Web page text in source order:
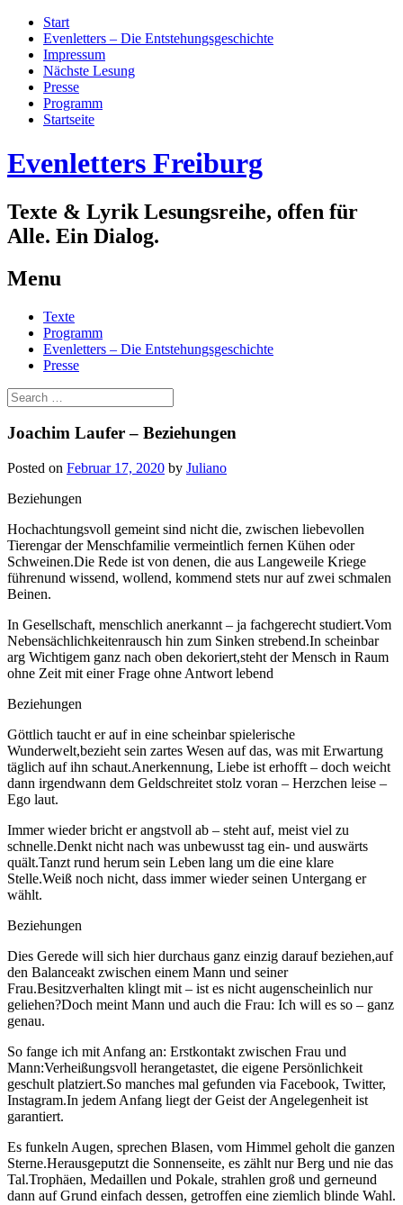
Start
Evenletters – Die Entstehungsgeschichte
Impressum
Nächste Lesung
Presse
Programm
Startseite
Evenletters Freiburg
Texte & Lyrik Lesungsreihe, offen für
Alle. Ein Dialog.
Menu
Skip
content
Texte
Programm
Evenletters – Die Entstehungsgeschichte
Presse
Search
for:
Joachim Laufer – Beziehungen
Posted on Februar 17, 2020 by Juliano
Beziehungen
Hochachtungsvoll gemeint sind nicht die, zwischen liebevollen
Tierengar der Menschfamilie vermeintlich fernen Kühen oder
Schweinen.Die Rede ist von denen, die aus Langeweile Kriege
führenund wissend, wollend, kommend stets nur auf zwei schmalen
Beinen.
In Gesellschaft, menschlich anerkannt – ja fachgerecht studiert.Vom
Nebensächlichkeitenrausch hin zum Sinken strebend.In scheinbar
arg Wichtigem ganz nach oben dekoriert,steht der Mensch in Raum
ohne Zeit mit einer Frage ohne Antwort lebend
Beziehungen
Göttlich taucht er auf in eine scheinbar spielerische
Wunderwelt,bezieht sein zartes Wesen auf das, was mit Erwartung
täglich auf ihn schaut.Anerkennung, Liebe ist erhofft – doch weicht
dann irgendwann dem Geldschreitet stolz voran – Herzchen leise –
Ego laut.
Immer wieder bricht er angstvoll ab – steht auf, meist viel zu
schnelle.Denkt nicht nach was unbewusst tag ein- und auswärts
quält.Tanzt rund herum sein Leben lang um die eine klare
Stelle.Weiß noch nicht, dass immer wieder seinen Untergang er
wählt.
Beziehungen
Dies Gerede will sich hier durchaus ganz einzig darauf beziehen,auf
den Balanceakt zwischen einem Mann und seiner
Frau.Besitzverhalten klingt mit – ist es nicht augenscheinlich nur
geliehen?Doch meint Mann und auch die Frau: Ich will es so – ganz
genau.
So fange ich mit Anfang an: Erstkontakt zwischen Frau und
Mann:Verheißungsvoll herangetastet, die eigene Persönlichkeit
geschult platziert.So manches mal gefunden via Facebook, Twitter,
Instagram.In jedem Anfang liegt der Geist der Angelegenheit ist
garantiert.
Es funkeln Augen, sprechen Blasen, vom Himmel geholt die ganzen
Sterne.Herausgeputzt die Sonnenseite, es zählt nur Berg und nie das
Tal.Trophäen, Medaillen und Pokale, strahlen groß und gerneund
dann auf Grund einfach dessen, getroffen eine ziemlich blinde Wahl.